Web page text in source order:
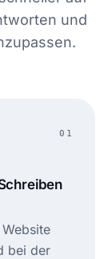
und
01
bei der